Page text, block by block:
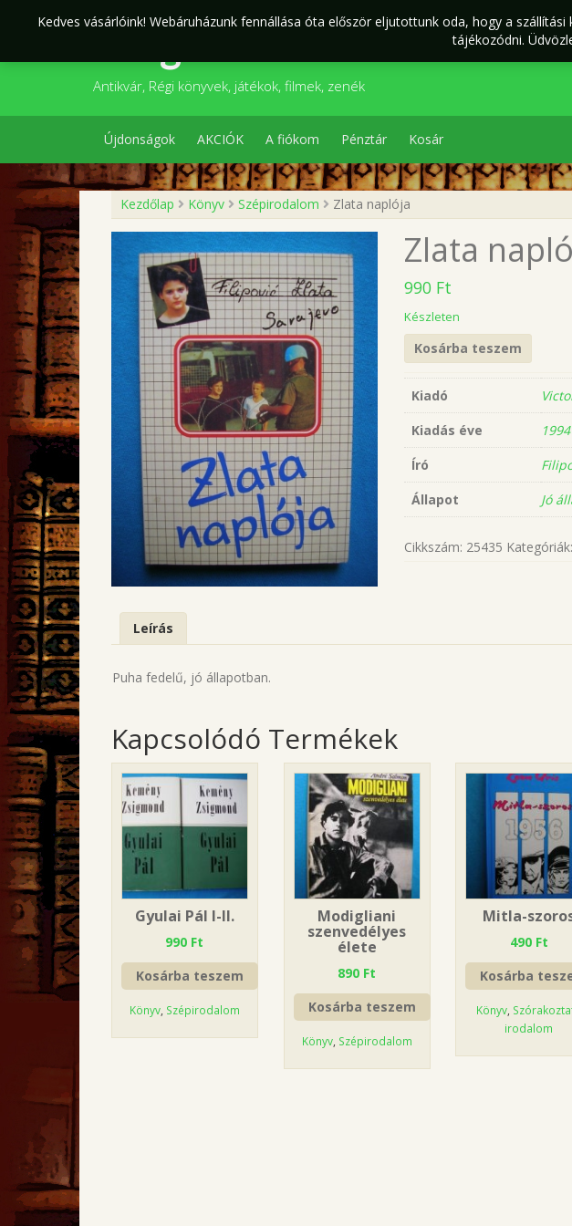
Szegedi Kultúrkáló
Antikvár, Régi könyvek, játékok, filmek, zenék
Újdonságok AKCIÓK A fiókom Pénztár Kosár
Kezdőlap Könyv Szépirodalom Zlata naplója
Zlata
990 Ft
Készleten
Kosárba teszem
Kiadó
Kiadás éve
1994
Író
Állapot
Jó
Cikkszám: 25435 Kategóriák:
Leírás
Puha fedelű, jó állapotban.
Kapcsolódó Termékek
Gyulai Pál I-II.
990 Ft
Kosárba teszem
Könyv, Szépirodalom
Modigliani
szenvedélyes
élete
890 Ft
Kosárba teszem
Könyv, Szépirodalom
Mitla-
490 Ft
Kosárba
Könyv,
irodalom
Kedves vásárlóink! Webáruházunk fennállása óta először eljutottunk oda, hogy a
tájékozódni.